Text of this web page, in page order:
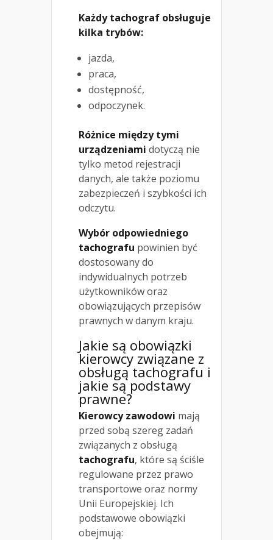
Każdy tachograf obsługuje
kilka trybów:
jazda,
praca,
dostępność,
odpoczynek.
Różnice między tymi
urządzeniami dotyczą nie
tylko metod rejestracji
danych, ale także poziomu
zabezpieczeń i szybkości ich
odczytu.
Wybór odpowiedniego
tachografu powinien być
dostosowany do
indywidualnych potrzeb
użytkowników oraz
obowiązujących przepisów
prawnych w danym kraju.
Jakie są obowiązki
kierowcy związane z
obsługą tachografu i
jakie są podstawy
prawne?
Kierowcy zawodowi mają
przed sobą szereg zadań
związanych z obsługą
tachografu, które są ściśle
regulowane przez prawo
transportowe oraz normy
Unii Europejskiej. Ich
podstawowe obowiązki
obejmują: